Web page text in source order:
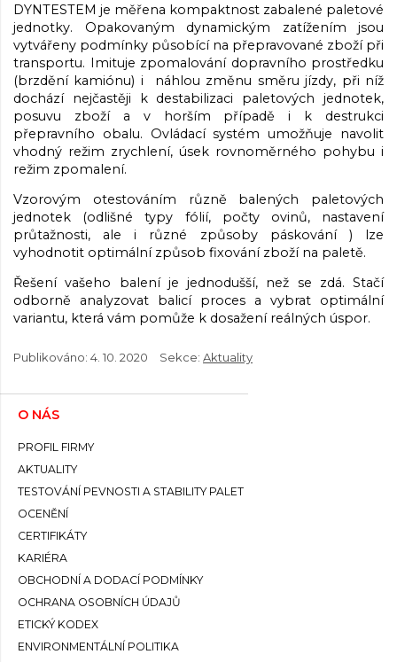
DYNTESTEM je měřena kompaktnost zabalené paletové
jednotky. Opakovaným dynamickým zatížením jsou
vytvářeny podmínky působící na přepravované zboží při
transportu. Imituje zpomalování dopravního prostředku
(brzdění kamiónu) i náhlou změnu směru jízdy, při níž
dochází nejčastěji k destabilizaci paletových jednotek,
posuvu zboží a v horším případě i k destrukci
přepravního obalu. Ovládací systém umožňuje navolit
vhodný režim zrychlení, úsek rovnoměrného pohybu i
režim zpomalení.
Vzorovým otestováním různě balených paletových
jednotek (odlišné typy fólií, počty ovinů, nastavení
průtažnosti, ale i různé způsoby páskování ) lze
vyhodnotit optimální způsob fixování zboží na paletě.
Řešení vašeho balení je jednodušší, než se zdá. Stačí
odborně analyzovat balicí proces a vybrat optimální
variantu, která vám pomůže k dosažení reálných úspor.
Publikováno: 4. 10. 2020 Sekce: Aktuality
O NÁS
PROFIL FIRMY
AKTUALITY
TESTOVÁNÍ PEVNOSTI A STABILITY PALET
OCENĚNÍ
CERTIFIKÁTY
KARIÉRA
OBCHODNÍ A DODACÍ PODMÍNKY
OCHRANA OSOBNÍCH ÚDAJŮ
ETICKÝ KODEX
ENVIRONMENTÁLNÍ POLITIKA